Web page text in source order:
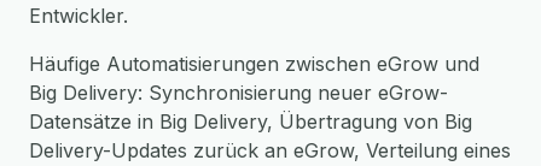
Entwickler.
Häufige Automatisierungen zwischen eGrow und
Big Delivery: Synchronisierung neuer eGrow-
Datensätze in Big Delivery, Übertragung von Big
Delivery-Updates zurück an eGrow, Verteilung eines